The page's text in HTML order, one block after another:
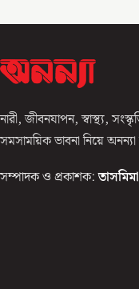
নারী, জীবনযাপন, স্বাস্থ্য,
সমসাময়িক ভাবনা নিয়ে অনন্যা
সম্পাদক ও প্রকাশক: